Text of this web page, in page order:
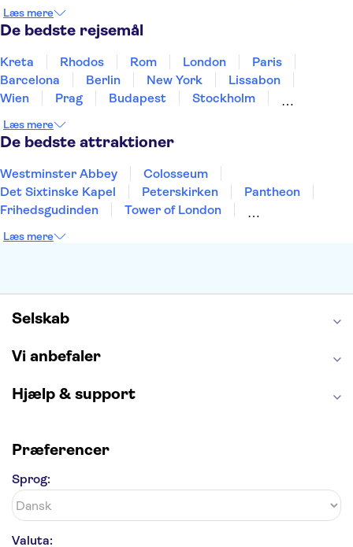
Thailand
Tyrkiet
Læs mere
De bedste rejsemål
Kreta Rhodos Rom London
Paris
Barcelona
Berlin New York
Lissabon
Wien
Prag Budapest
Stockholm
Aarhus
Helsingborg
Læs mere
De bedste attraktioner
Westminster Abbey
Colosseum
Det Sixtinske Kapel
Peterskirken
Pantheon
Frihedsgudinden
Tower of London
Burj Khalifa
Læs mere
Selskab
Vi anbefaler
Hjælp & support
Præferencer
Sprog:
Valuta: